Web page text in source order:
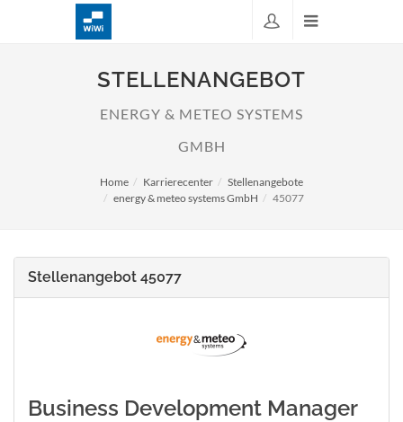
STELLENANGEBOT
ENERGY & METEO SYSTEMS
GMBH
Home Karrierecenter
Stellenangebote
energy & meteo systems GmbH
45077
Stellenangebot 45077
Business Development Manager